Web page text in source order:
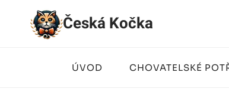
Přeskočit
Česká Kočka
ÚVOD CHOVATELSKÉ